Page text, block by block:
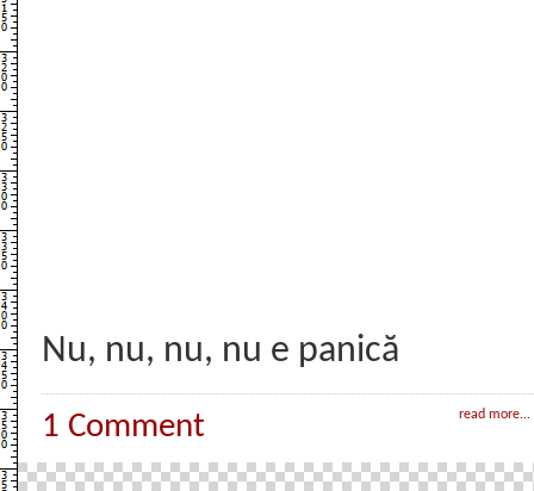
Nu, nu, nu, nu e panică
read more...
1 Comment